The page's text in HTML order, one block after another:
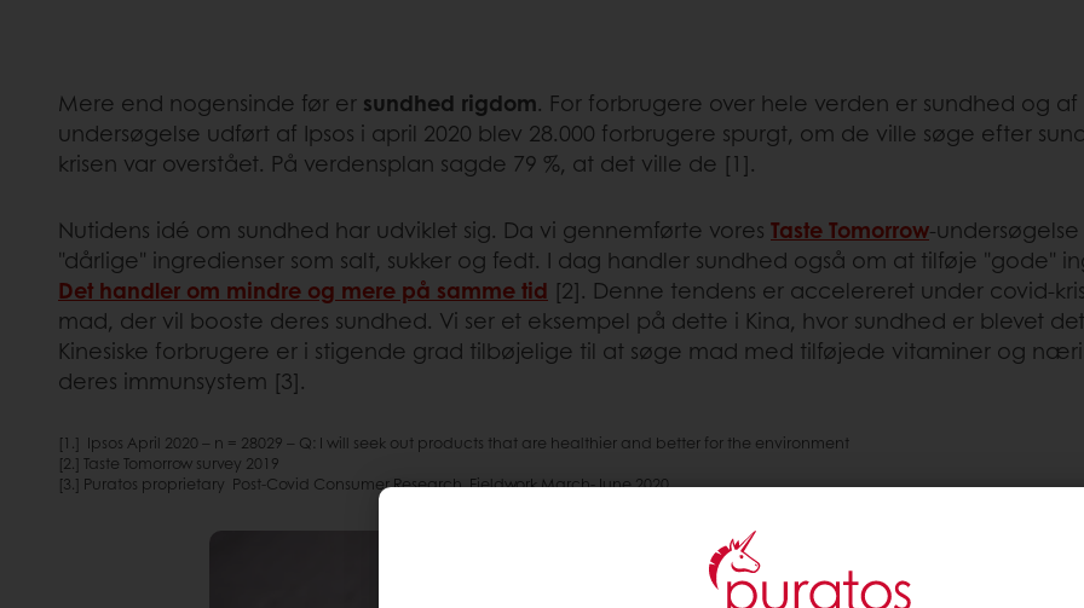
Mere end nogensinde før er sundhed rigdom. For forbrugere over hele verden er sundhed og
undersøgelse udført af Ipsos i april 2020 blev 28.000 forbrugere spurgt, om de ville søge efter
krisen var overstået. På verdensplan sagde 79 %, at det ville de [1].
Nutidens idé om sundhed har udviklet sig. Da vi gennemførte vores Taste Tomorrow-
"dårlige" ingredienser som salt, sukker og fedt. I dag handler sundhed også om at tilføje "gode"
Det handler om mindre og mere på samme tid [2]. Denne tendens er accelereret under covid-
mad, der vil booste deres sundhed. Vi ser et eksempel på dette i Kina, hvor sundhed er blevet
Kinesiske forbrugere er i stigende grad tilbøjelige til at søge mad med tilføjede vitaminer og
deres immunsystem [3].
[1.] Ipsos April 2020 – n = 28029 – Q: I will seek out products that are healthier and better for the environment
[2.] Taste Tomorrow survey 2019
[3.] Puratos proprietary Post-Covid Consumer Research, Fieldwork March-June 2020
FIBRE, KERNER & FRØ OG